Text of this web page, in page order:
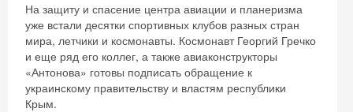
На защиту и спасение центра авиации и планеризма
уже встали десятки спортивных клубов разных стран
мира, летчики и космонавты. Космонавт Георгий Гречко
и еще ряд его коллег, а также авиаконструкторы
«Антонова» готовы подписать обращение к
украинскому правительству и властям республики
Крым.